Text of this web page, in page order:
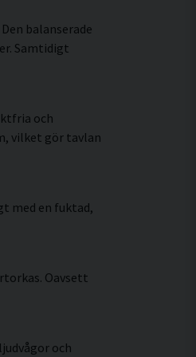
balanserade
Samtidigt
och
vilket gör tavlan
med en fuktad,
Oavsett
och